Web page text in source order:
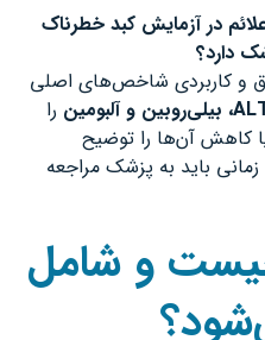
در آزمایش کبد خطرناک
دارد؟
و کاربردی شاخص‌های اصلی
، بیلی‌روبین و آلبومین را
کاهش آن‌ها را توضیح
باید به پزشک مراجعه
و شامل